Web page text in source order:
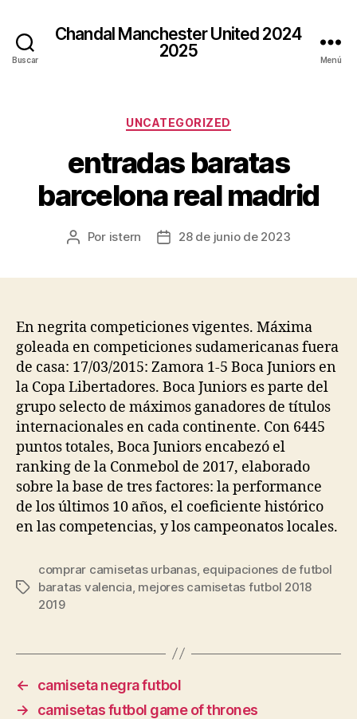
Buscar
Chandal Manchester United 2024
2025
Menú
Categorías
UNCATEGORIZED
entradas baratas
barcelona real madrid
Autor
Por istern
Fecha28 de junio de 2023
En negrita competiciones vigentes. Máxima
goleada en competiciones sudamericanas fuera
de casa: 17/03/2015: Zamora 1-5 Boca Juniors en
la Copa Libertadores. Boca Juniors es parte del
grupo selecto de máximos ganadores de títulos
internacionales en cada continente. Con 6445
puntos totales, Boca Juniors encabezó el
ranking de la Conmebol de 2017, elaborado
sobre la base de tres factores: la performance
de los últimos 10 años, el coeficiente histórico
en las competencias, y los campeonatos locales.
Etiquetas
comprar camisetas urbanas, equipaciones de futbol
baratas valencia mejores camisetas futbol 2018
2019
←
camiseta negra futbol
→
camisetas futbol game of thrones